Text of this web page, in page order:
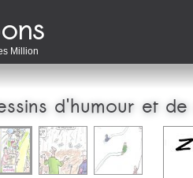
Million
d'humour et